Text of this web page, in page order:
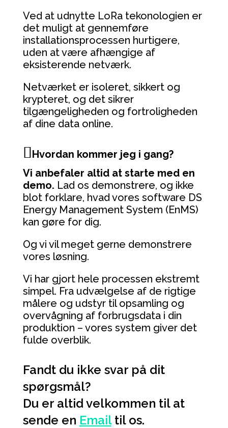
Ved at udnytte LoRa tekonologien er
det muligt at gennemføre
installationsprocessen hurtigere,
uden at være afhængige af
eksisterende netværk.
Netværket er isoleret, sikkert og
krypteret, og det sikrer
tilgængeligheden og fortroligheden
af dine data online.
Hvordan kommer jeg i gang?
Vi anbefaler altid at starte med en
demo. Lad os demonstrere, og ikke
blot forklare, hvad vores software DS
Energy Management System (EnMS)
kan gøre for dig.
Og vi vil meget gerne demonstrere
vores løsning.
Vi har gjort hele processen ekstremt
simpel. Fra udvælgelse af de rigtige
målere og udstyr til opsamling og
overvågning af forbrugsdata i din
produktion – vores system giver det
fulde overblik.
Fandt du ikke svar på dit
spørgsmål?
Du er altid velkommen til at
sende en Emailtil os.